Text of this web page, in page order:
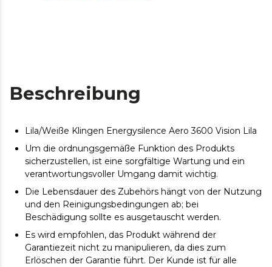
Beschreibung
Lila/Weiße Klingen Energysilence Aero 3600 Vision Lila
Um die ordnungsgemäße Funktion des Produkts
sicherzustellen, ist eine sorgfältige Wartung und ein
verantwortungsvoller Umgang damit wichtig.
Die Lebensdauer des Zubehörs hängt von der Nutzung
und den Reinigungsbedingungen ab; bei
Beschädigung sollte es ausgetauscht werden.
Es wird empfohlen, das Produkt während der
Garantiezeit nicht zu manipulieren, da dies zum
Erlöschen der Garantie führt. Der Kunde ist für alle